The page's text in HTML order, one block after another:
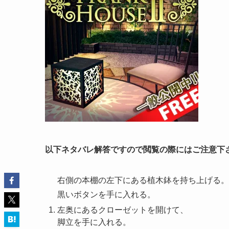
以下ネタバレ解答ですので閲覧の際にはご注意下
右側の本棚の左下にある植木鉢を持ち上げる。
黒いボタンを手に入れる。
左奥にあるクローゼットを開けて、
脚立を手に入れる。